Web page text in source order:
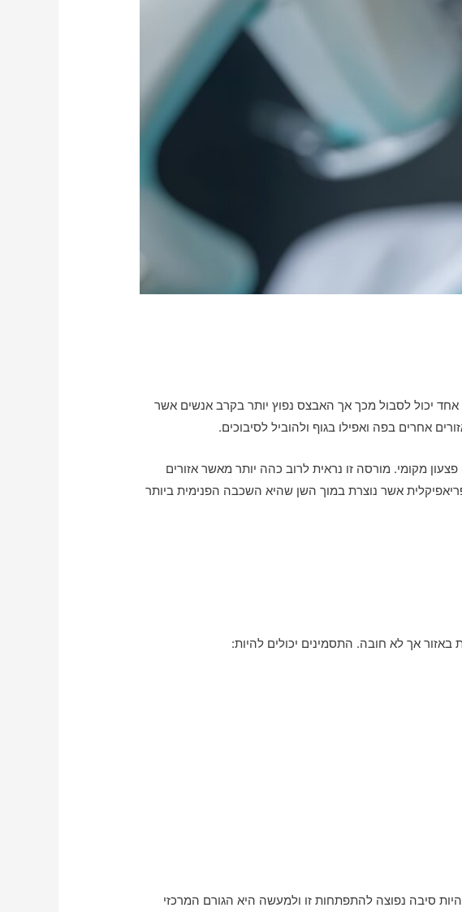
אחד יכול לסבול מכך אך האבצס נפוץ יותר בקרב אנשים אשר
אחרים בפה ואפילו בגוף ולהוביל לסיבוכים.
מקומי. מורסה זו נראית לרוב כהה יותר מאשר אזורים
אשר נוצרת במוך השן שהיא השכבה הפנימית ביותר
אך לא חובה. התסמינים יכולים להיות:
סיבה נפוצה להתפתחות זו ולמעשה היא הגורם המרכזי